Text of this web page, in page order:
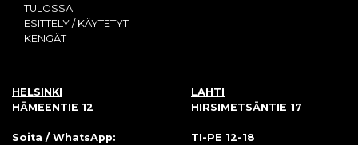
TULOSSA
ESITTELY / KÄYTETYT
KENGÄT
HELSINKI
HÄMEENTIE 12
Soita / WhatsApp:
LAHTI
HIRSIMETSÄNTIE 17
TI-PE 12-18